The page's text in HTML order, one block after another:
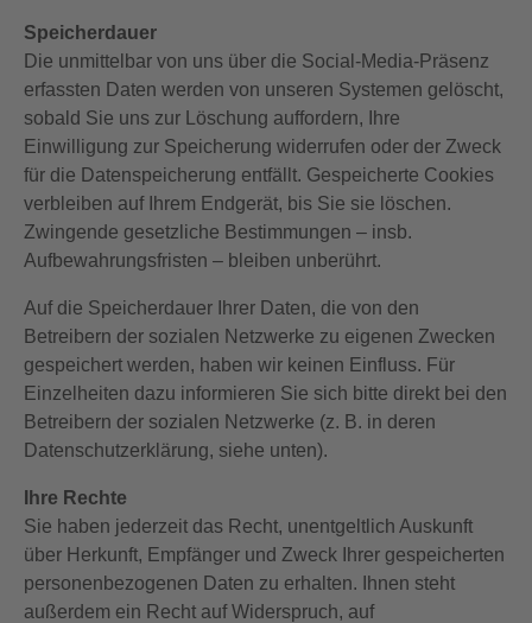
Speicherdauer
Die unmittelbar von uns über die Social-Media-Präsenz
erfassten Daten werden von unseren Systemen gelöscht,
sobald Sie uns zur Löschung auffordern, Ihre
Einwilligung zur Speicherung widerrufen oder der Zweck
für die Datenspeicherung entfällt. Gespeicherte Cookies
verbleiben auf Ihrem Endgerät, bis Sie sie löschen.
Zwingende gesetzliche Bestimmungen – insb.
Aufbewahrungsfristen – bleiben unberührt.
Auf die Speicherdauer Ihrer Daten, die von den
Betreibern der sozialen Netzwerke zu eigenen Zwecken
gespeichert werden, haben wir keinen Einfluss. Für
Einzelheiten dazu informieren Sie sich bitte direkt bei den
Betreibern der sozialen Netzwerke (z. B. in deren
Datenschutzerklärung, siehe unten).
Ihre Rechte
Sie haben jederzeit das Recht, unentgeltlich Auskunft
über Herkunft, Empfänger und Zweck Ihrer gespeicherten
personenbezogenen Daten zu erhalten. Ihnen steht
außerdem ein Recht auf Widerspruch, auf